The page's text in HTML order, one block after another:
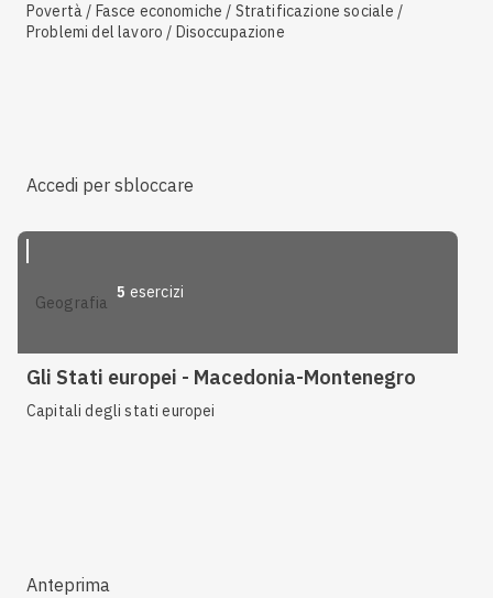
Povertà / Fasce economiche / Stratificazione sociale /
Problemi del lavoro / Disoccupazione
Accedi per sbloccare
geografia
5 esercizi
Gli Stati europei - Macedonia-Montenegro
Capitali degli stati europei
Anteprima